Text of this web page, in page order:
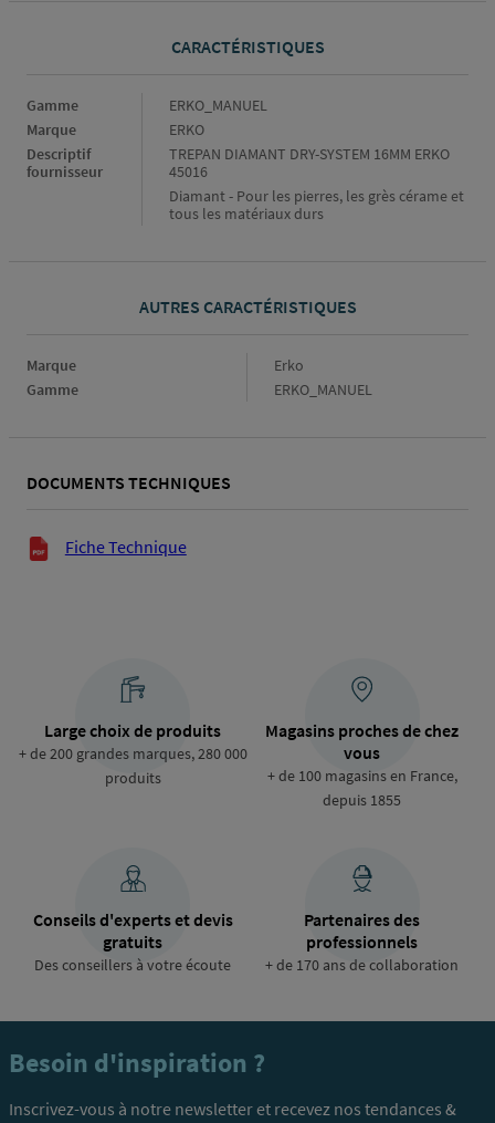
CARACTÉRISTIQUES
Caractéristiques
Gamme
ERKO_MANUEL
Marque
ERKO
Descriptif
fournisseur
TREPAN DIAMANT DRY-SYSTEM 16MM ERKO
45016
Diamant - Pour les pierres, les grès cérame et
tous les matériaux durs
AUTRES CARACTÉRISTIQUES
Marque Marque
Erko
Gamme
Gamme
ERKO_MANUEL
DOCUMENTS TECHNIQUES
Documents techniques
Fiche Technique
Large choix de produits
+ de 200 grandes marques, 280 000
produits
Magasins proches de chez
vous
+ de 100 magasins en France,
depuis 1855
Conseils d'experts et devis
gratuits
Des conseillers à votre écoute
Partenaires des
professionnels
+ de 170 ans de collaboration
Besoin d'inspiration ?
Inscrivez-vous à notre newsletter et recevez nos tendances &